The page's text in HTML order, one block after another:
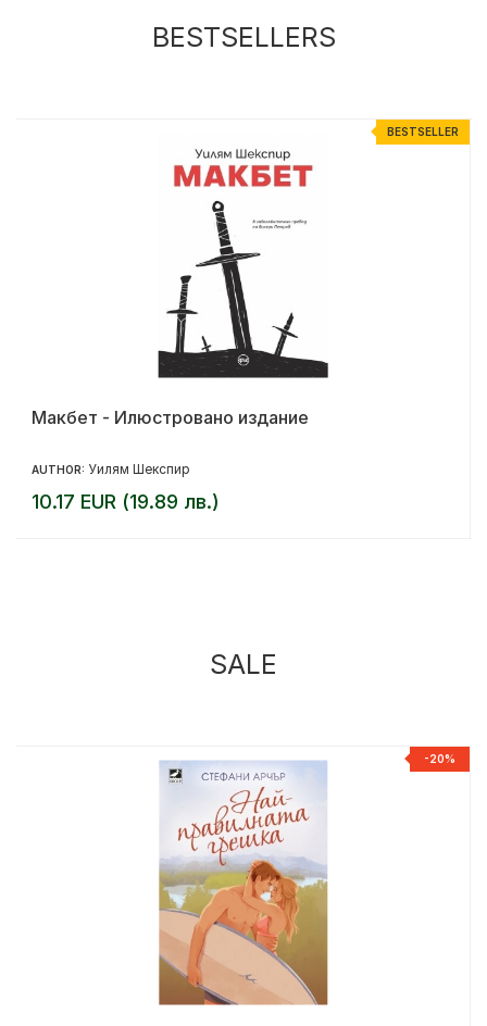
BESTSELLERS
BESTSELLER
Макбет - Илюстровано издание
AUTHOR: Уилям Шекспир
10.17 EUR (19.89 лв.)
SALE
-20%